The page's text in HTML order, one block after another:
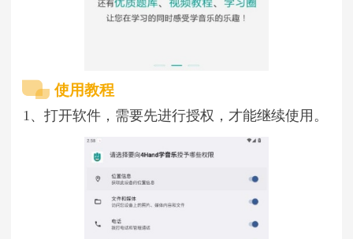
使用教程
1、打开软件，需要先进行授权，才能继续使用。